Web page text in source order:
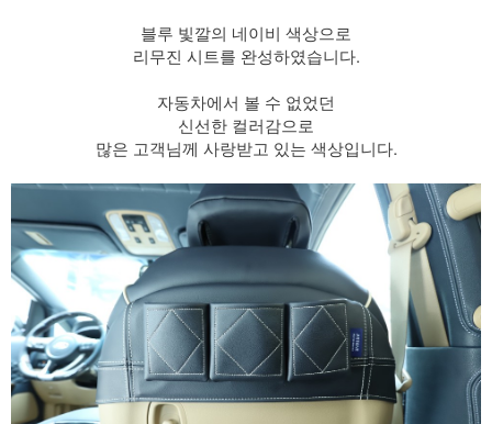
​ 블루 빛깔의 네이비 색상으로
리무진 시트를 완성하였습니다.
자동차에서 볼 수 없었던
신선한 컬러감으로
많은 고객님께 사랑받고 있는 색상입니다.